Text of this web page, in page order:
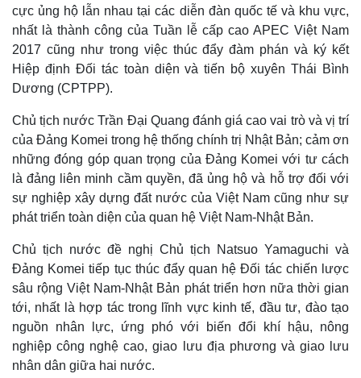
cực ủng hộ lẫn nhau tại các diễn đàn quốc tế và khu vực,
nhất là thành công của Tuần lễ cấp cao APEC Việt Nam
2017 cũng như trong việc thúc đẩy đàm phán và ký kết
Hiệp định Đối tác toàn diện và tiến bộ xuyên Thái Bình
Dương (CPTPP).
Chủ tịch nước Trần Đại Quang đánh giá cao vai trò và vị trí
của Đảng Komei trong hệ thống chính trị Nhật Bản; cảm ơn
những đóng góp quan trọng của Đảng Komei với tư cách
là đảng liên minh cầm quyền, đã ủng hộ và hỗ trợ đối với
sự nghiệp xây dựng đất nước của Việt Nam cũng như sự
phát triển toàn diện của quan hệ Việt Nam-Nhật Bản.
Chủ tịch nước đề nghị Chủ tịch Natsuo Yamaguchi và
Đảng Komei tiếp tục thúc đẩy quan hệ Đối tác chiến lược
sâu rộng Việt Nam-Nhật Bản phát triển hơn nữa thời gian
tới, nhất là hợp tác trong lĩnh vực kinh tế, đầu tư, đào tạo
nguồn nhân lực, ứng phó với biến đổi khí hậu, nông
nghiệp công nghệ cao, giao lưu địa phương và giao lưu
nhân dân giữa hai nước.